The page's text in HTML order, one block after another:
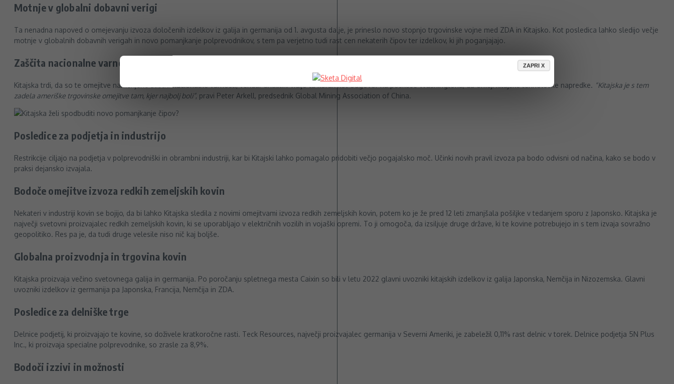
Motnje v globalni dobavni verigi
Ta nenadna napoved o omejevanju izvoza določenih izdelkov iz galija in germanija od 1. avgusta dalje, je prineslo novo stopnjo trgovinske vojne med ZDA in Kitajsko. Kot posledica lahko sledijo večje
motnje v globalnih dobavnih verigah in novo pomanjkanje polprevodnikov, s tem pa verjetno tudi rast cen nekaterih čipov ter izdelkov, ki jih poganjajajo.
Zaščita nacionalne varnosti
Kitajska trdi, da so te omejitve namenjene zaščiti nacionalne varnosti, vendar analitiki vidijo ta korak kot odgovor na poskuse Washingtona, da omeji kitajske tehnološke napredke. “Kitajska je s tem
zadela ameriške trgovinske omejitve tam, kjer najbolj boli”, pravi Peter Arkell, predsednik Global Mining Association of China.
Posledice za podjetja in industrijo
Restrikcije ciljajo na podjetja v polprevodniški in obrambni industriji, kar bi Kitajski lahko pomagalo pridobiti večjo pogajalsko moč. Učinki novih pravil izvoza pa bodo odvisni od načina, kako se bodo v
praksi dejansko izvajala.
Bodoče omejitve izvoza redkih zemeljskih kovin
Nekateri v industriji kovin se bojijo, da bi lahko Kitajska sledila z novimi omejitvami izvoza redkih zemeljskih kovin, potem ko je že pred 12 leti zmanjšala pošiljke v tedanjem sporu z Japonsko. Kitajska je
največji svetovni proizvajalec redkih zemeljskih kovin, ki se uporabljajo v električnih vozilih in vojaški opremi. To ji omogoča, da izsiljuje druge države, ki te kovine potrebujejo in s tem izvaja sovražno
geopolitiko. Res pa je, da tudi druge velesile niso nič kaj boljše.
Globalna proizvodnja in trgovina kovin
Kitajska proizvaja večino svetovnega galija in germanija. Po poročanju spletnega mesta Caixin so bili v letu 2022 glavni uvozniki kitajskih izdelkov iz galija Japonska, Nemčija in Nizozemska. Glavni
uvozniki izdelkov iz germanija pa Japonska, Francija, Nemčija in ZDA.
Posledice za delniške trge
Delnice podjetij, ki proizvajajo te kovine, so doživele kratkoročne rasti. Teck Resources, največji proizvajalec germanija v Severni Ameriki, je zabeležil 0,11% rast delnic v torek. Delnice podjetja 5N Plus
Inc., ki proizvaja specialne polprevodnike, so zrasle za 8,9%.
Bodoči izzivi in možnosti
ZAPRI X